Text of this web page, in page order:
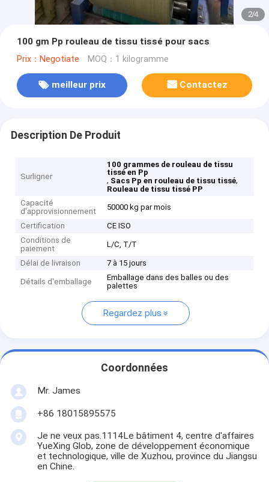
2/4
100 gm Pp rouleau de tissu tissé pour sacs
Prix：Negotiate MOQ：1 kilogramme
meilleur prix Contactez
Description De Produit
Surligner
100 grammes de rouleau de tissu
tissé en Pp
, Sacs Pp en rouleau de tissu tissé,
Rouleau de tissu tissé PP
Capacité
d'approvisionnement
50000 kg par mois
Certification
CE ISO
Conditions de
paiement
L/C, T/T
Délai de livraison 7 à 15 jours
Détails d'emballage
Emballage dans des balles ou des
palettes
Regardez plus
Coordonnées
Mr. James
+86 18015895575
Je ne veux pas.1114Le bâtiment 4, centre d'affaires
YueXing Glob, zone de développement économique
et technologique, ville de Xuzhou, province du Jiangsu
en Chine.